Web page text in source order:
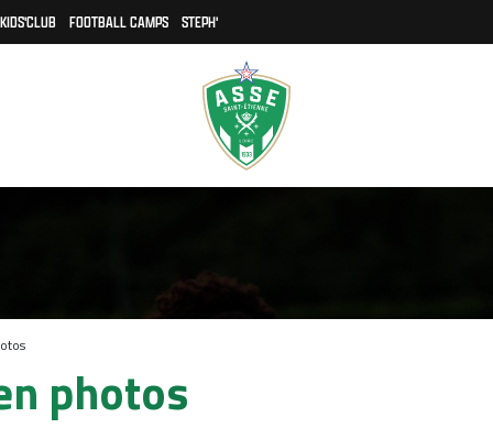
KIDS'CLUB FOOTBALL CAMPS STEPH'
photos